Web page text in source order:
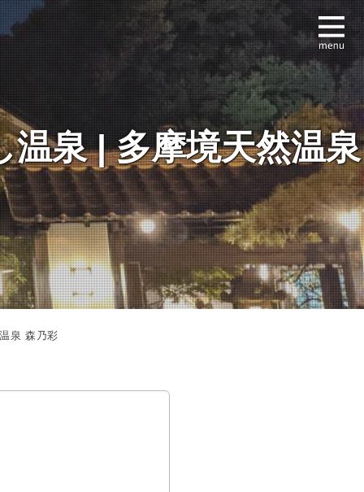
泉 | 多摩境天然温泉
泉 森乃彩